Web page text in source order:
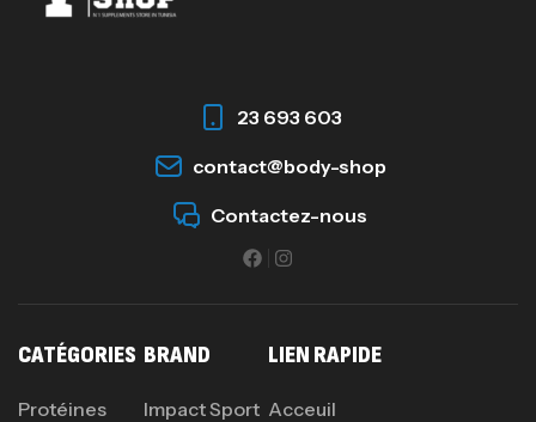
23 693 603
contact@body-shop
Contactez-nous
CATÉGORIES
Protéines
BRAND
Impact Sport
LIEN RAPIDE
Acceuil